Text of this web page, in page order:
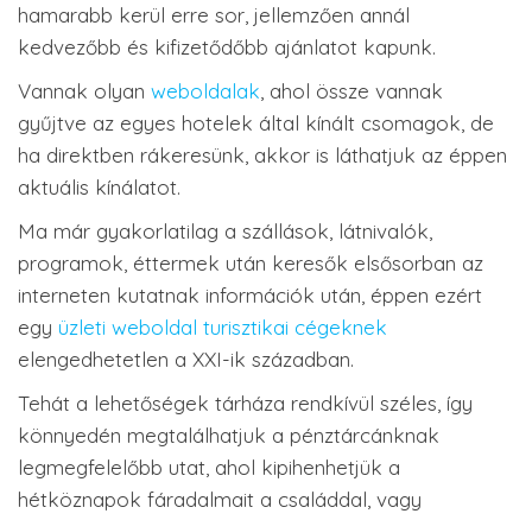
hamarabb kerül erre sor, jellemzően annál
kedvezőbb és kifizetődőbb ajánlatot kapunk.
Vannak olyan weboldalak, ahol össze vannak
gyűjtve az egyes hotelek által kínált csomagok, de
ha direktben rákeresünk, akkor is láthatjuk az éppen
aktuális kínálatot.
Ma már gyakorlatilag a szállások, látnivalók,
programok, éttermek után keresők elsősorban az
interneten kutatnak információk után, éppen ezért
egy üzleti weboldal turisztikai cégeknek
elengedhetetlen a XXI-ik században.
Tehát a lehetőségek tárháza rendkívül széles, így
könnyedén megtalálhatjuk a pénztárcánknak
legmegfelelőbb utat, ahol kipihenhetjük a
hétköznapok fáradalmait a családdal, vagy